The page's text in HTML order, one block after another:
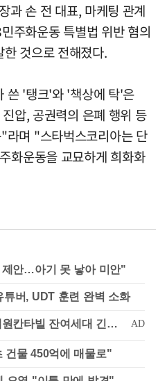
과 손 전 대표, 마케팅 관계
주화운동 특별법 위반 혐의
것으로 전해졌다.
쓴 '탱크'와 '책상에 탁'은
압, 공권력의 은폐 행위 등
라며 "스타벅스코리아는 단
화운동을 교묘하게 희화화
안…아기 못 낳아 미안"
버, UDT 훈련 완벽 소화
건물 450억에 매물로"